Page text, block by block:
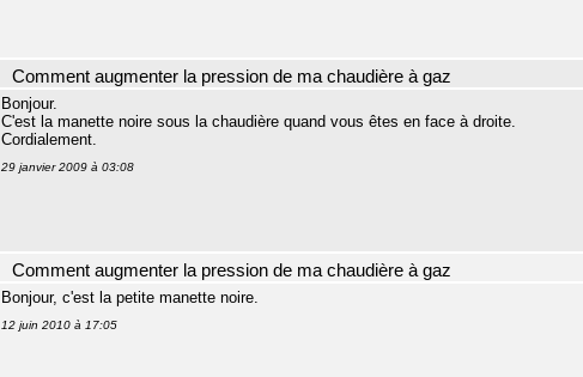
Comment augmenter la pression de ma chaudière à gaz
Bonjour.
C'est la manette noire sous la chaudière quand vous êtes en face à droite.
Cordialement.
29 janvier 2009 à 03:08
Comment augmenter la pression de ma chaudière à gaz
Bonjour, c'est la petite manette noire.
12 juin 2010 à 17:05